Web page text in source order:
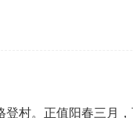
村。正值阳春三月